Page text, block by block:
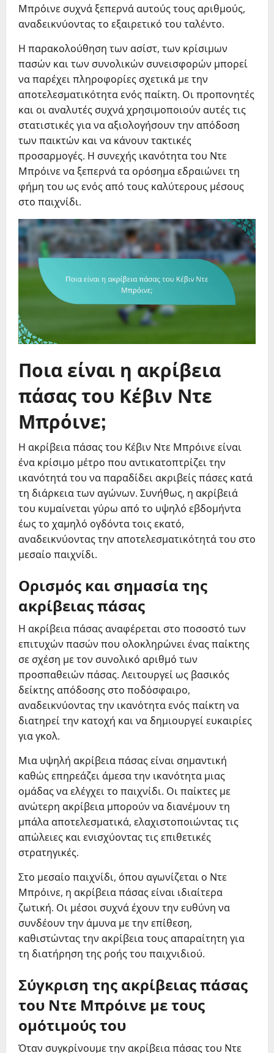
Μπρόινε συχνά ξεπερνά αυτούς τους αριθμούς,
αναδεικνύοντας το εξαιρετικό του ταλέντο.
Η παρακολούθηση των ασίστ, των κρίσιμων
πασών και των συνολικών συνεισφορών μπορεί
να παρέχει πληροφορίες σχετικά με την
αποτελεσματικότητα ενός παίκτη. Οι προπονητές
και οι αναλυτές συχνά χρησιμοποιούν αυτές τις
στατιστικές για να αξιολογήσουν την απόδοση
των παικτών και να κάνουν τακτικές
προσαρμογές. Η συνεχής ικανότητα του Ντε
Μπρόινε να ξεπερνά τα ορόσημα εδραιώνει τη
φήμη του ως ενός από τους καλύτερους μέσους
στο παιχνίδι.
Ποια είναι η ακρίβεια
πάσας του Κέβιν Ντε
Μπρόινε;
Η ακρίβεια πάσας του Κέβιν Ντε Μπρόινε είναι
ένα κρίσιμο μέτρο που αντικατοπτρίζει την
ικανότητά του να παραδίδει ακριβείς πάσες κατά
τη διάρκεια των αγώνων. Συνήθως, η ακρίβειά
του κυμαίνεται γύρω από το υψηλό εβδομήντα
έως το χαμηλό ογδόντα τοις εκατό,
αναδεικνύοντας την αποτελεσματικότητά του στο
μεσαίο παιχνίδι.
Ορισμός και σημασία της
ακρίβειας πάσας
Η ακρίβεια πάσας αναφέρεται στο ποσοστό των
επιτυχών πασών που ολοκληρώνει ένας παίκτης
σε σχέση με τον συνολικό αριθμό των
προσπαθειών πάσας. Λειτουργεί ως βασικός
δείκτης απόδοσης στο ποδόσφαιρο,
αναδεικνύοντας την ικανότητα ενός παίκτη να
διατηρεί την κατοχή και να δημιουργεί ευκαιρίες
για γκολ.
Μια υψηλή ακρίβεια πάσας είναι σημαντική
καθώς επηρεάζει άμεσα την ικανότητα μιας
ομάδας να ελέγχει το παιχνίδι. Οι παίκτες με
ανώτερη ακρίβεια μπορούν να διανέμουν τη
μπάλα αποτελεσματικά, ελαχιστοποιώντας τις
απώλειες και ενισχύοντας τις επιθετικές
στρατηγικές.
Στο μεσαίο παιχνίδι, όπου αγωνίζεται ο Ντε
Μπρόινε, η ακρίβεια πάσας είναι ιδιαίτερα
ζωτική. Οι μέσοι συχνά έχουν την ευθύνη να
συνδέουν την άμυνα με την επίθεση,
καθιστώντας την ακρίβεια τους απαραίτητη για
τη διατήρηση της ροής του παιχνιδιού.
Σύγκριση της ακρίβειας πάσας
του Ντε Μπρόινε με τους
ομότιμούς του
Όταν συγκρίνουμε την ακρίβεια πάσας του Ντε